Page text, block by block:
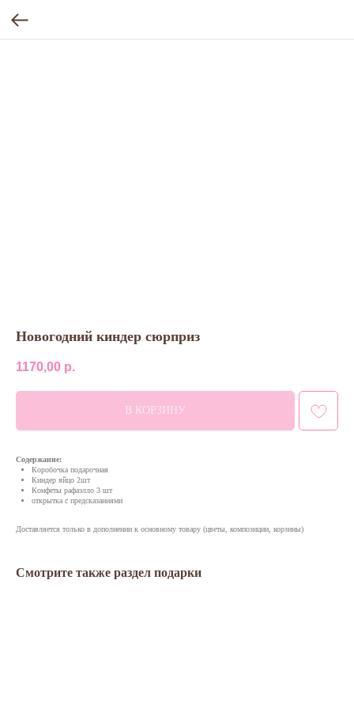
Новогодний киндер сюрприз
1170,00 р.
В КОРЗИНУ
Содержание:
Коробочка подарочная
Киндер яйцо 2шт
Конфеты рафаэлло 3 шт
открытка с предсказаниями
Доставляется только в дополнении к основному товару (цветы, композиции, корзины)
Смотрите также раздел подарки